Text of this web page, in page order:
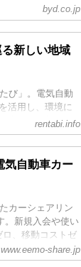
byd.co.jp
新しい地域
び」。電気自動
活用し、環境に
楽しめる新しい
rentabi.info
気自動車カー
カーシェアリン
。新規入会や使い
、移動コストゼ
る未来を目指しま
www.eemo-share.jp